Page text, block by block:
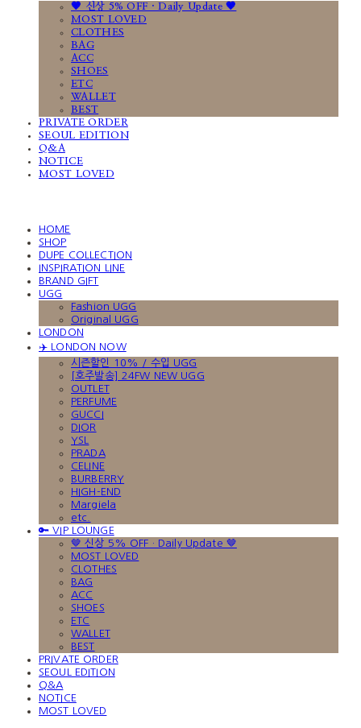
🤎 신상 5% OFF · Daily Update 🤎
MOST LOVED
CLOTHES
BAG
ACC
SHOES
ETC
WALLET
BEST
PRIVATE ORDER
SEOUL EDITION
Q&A
NOTICE
MOST LOVED
HOME
SHOP
DUPE COLLECTION
INSPIRATION LINE
BRAND GIFT
UGG
Fashion UGG
Original UGG
LONDON
✈️ LONDON NOW
시즌할인 10% / 수입 UGG
[호주발송] 24FW NEW UGG
OUTLET
PERFUME
GUCCI
DIOR
YSL
PRADA
CELINE
BURBERRY
HIGH-END
Margiela
etc.
🔑 VIP LOUNGE
🤎 신상 5% OFF · Daily Update 🤎
MOST LOVED
CLOTHES
BAG
ACC
SHOES
ETC
WALLET
BEST
PRIVATE ORDER
SEOUL EDITION
Q&A
NOTICE
MOST LOVED